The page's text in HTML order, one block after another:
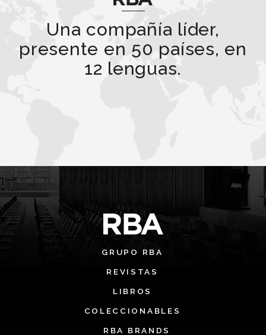
Una compañía líder,
presente en 50 países, en
12 lenguas.
GRUPO RBA
REVISTAS
LIBROS
COLECCIONABLES
RBA BRANDS